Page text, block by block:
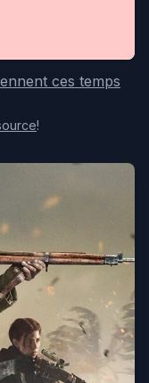
ces temps
!